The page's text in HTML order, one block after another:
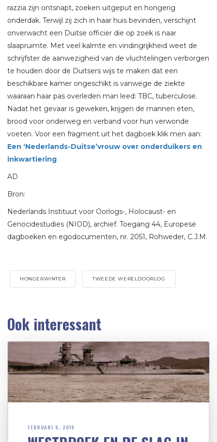
razzia zijn ontsnapt, zoeken uitgeput en hongerig
onderdak. Terwijl zij zich in haar huis bevinden, verschijnt
onverwacht een Duitse officier die op zoek is naar
slaapruimte. Met veel kalmte en vindingrijkheid weet de
schrijfster de aanwezigheid van de vluchtelingen verborgen
te houden door de Duitsers wijs te maken dat een
beschikbare kamer ongeschikt is vanwege de ziekte
waaraan haar pas overleden man leed: TBC, tuberculose.
Nadat het gevaar is geweken, krijgen de mannen eten,
brood voor onderweg en verband voor hun verwonde
voeten. Voor een fragment uit het dagboek klik men aan:
Een ‘Nederlands-Duitse’vrouw over onderduikers en
inkwartiering
AD
Bron:
Nederlands Instituut voor Oorlogs-, Holocaust- en
Genocidestudies (NIOD), archief. Toegang 44, Europese
dagboeken en egodocumenten, nr. 2051, Rohweder, C.J.M.
HONGERWINTER TWEEDE WERELDOORLOG
Ook interessant
FEBRUARI 5, 2019